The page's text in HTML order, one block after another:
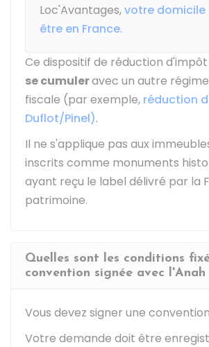
Loc'Avantages,votre
être en France.
Ce dispositif de réduction d'impôt
se cumuleravec un autre
fiscale (par exemple, réduction
Duflot/Pinel).
Il ne s'applique pas aux
inscrits comme monuments
ayant reçu le label délivré par la
patrimoine.
Quelles sont les conditions
convention signée avec l'Anah
Vous devez signer une
Votre demande doit être